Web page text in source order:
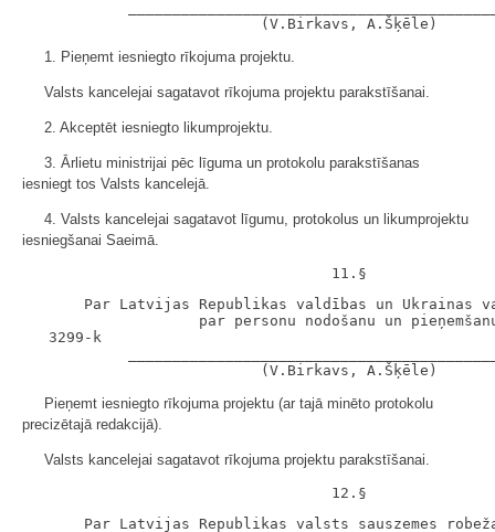
1. Pieņemt iesniegto rīkojuma projektu.
Valsts kancelejai sagatavot rīkojuma projektu parakstīšanai.
2. Akceptēt iesniegto likumprojektu.
3. Ārlietu ministrijai pēc līguma un protokolu parakstīšanas
iesniegt tos Valsts kancelejā.
4. Valsts kancelejai sagatavot līgumu, protokolus un likumprojektu
iesniegšanai Saeimā.
Par Latvijas Republikas valdības un Ukrainas
par personu nodošanu un
3299-k
Pieņemt iesniegto rīkojuma projektu (ar tajā minēto protokolu
precizētajā redakcijā).
Valsts kancelejai sagatavot rīkojuma projektu parakstīšanai.
Par Latvijas Republikas valsts sauszemes